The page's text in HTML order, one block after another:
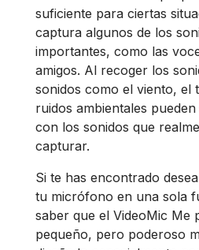
suficiente para ciertas
captura algunos de los
importantes, como las
amigos. Al recoger los
sonidos como el viento, el
ruidos ambientales
con los sonidos que
capturar.
Si te has encontrado
tu micrófono en una sola
saber que el VideoMic Me
pequeño, pero poderoso